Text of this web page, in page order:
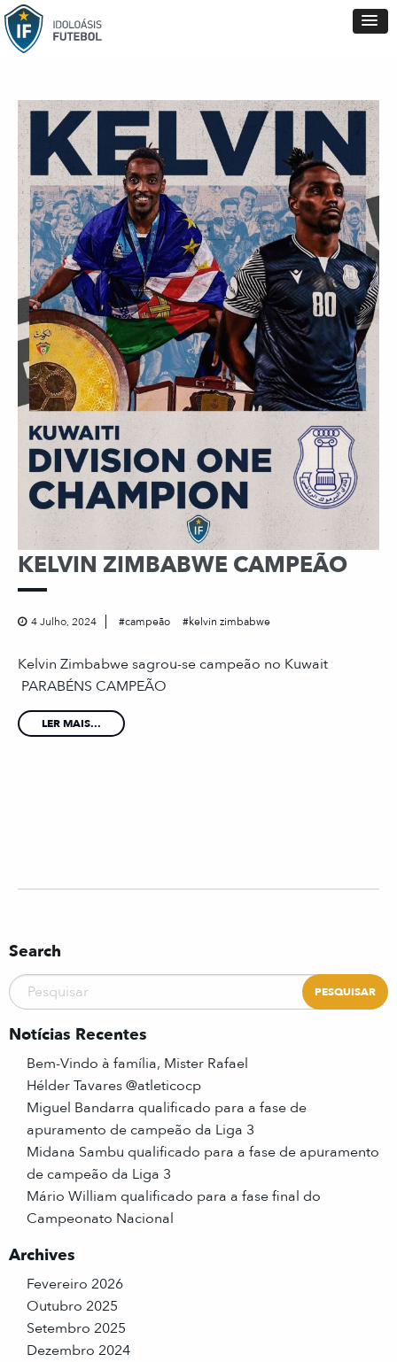
KELVIN ZIMBABWE CAMPEÃO
4 Julho, 2024 campeão kelvin zimbabwe
Kelvin Zimbabwe sagrou-se campeão no Kuwait
PARABÉNS CAMPEÃO
LER MAIS...
Search
Notícias Recentes
Bem-Vindo à família, Mister Rafael
Hélder Tavares @atleticocp
Miguel Bandarra qualificado para a fase de
apuramento de campeão da Liga 3
Midana Sambu qualificado para a fase de apuramento
de campeão da Liga 3
Mário William qualificado para a fase final do
Campeonato Nacional
Archives
Fevereiro 2026
Outubro 2025
Setembro 2025
Dezembro 2024